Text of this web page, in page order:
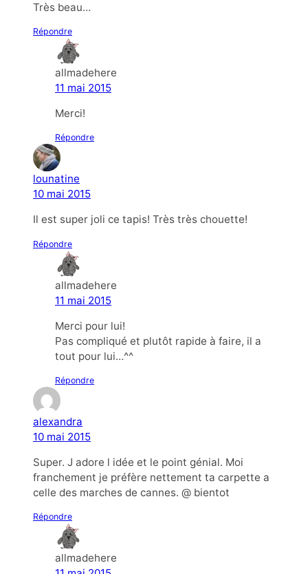
Très beau…
Répondre
allmadehere
11 mai 2015
Merci!
Répondre
lounatine
10 mai 2015
Il est super joli ce tapis! Très très chouette!
Répondre
allmadehere
11 mai 2015
Merci pour lui!
Pas compliqué et plutôt rapide à faire, il a
tout pour lui…^^
Répondre
alexandra
10 mai 2015
Super. J adore l idée et le point génial. Moi
franchement je préfère nettement ta carpette a
celle des marches de cannes. @ bientot
Répondre
allmadehere